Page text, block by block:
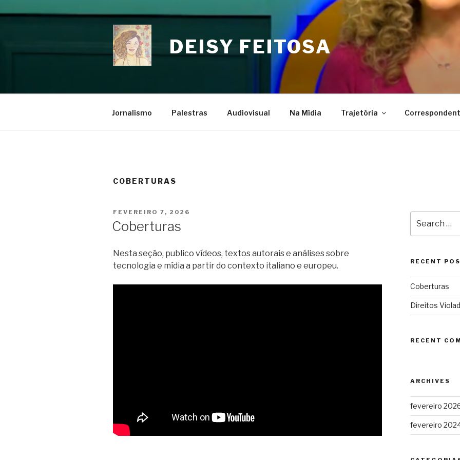
to
DEISY FEITOSA
Jornalismo Palestras Audiovisual Na Mídia Trajetória
COBERTURAS
POSTED
FEVEREIRO 7, 2026
Coberturas
Nesta seção, publico vídeos, textos autorais e análises sobre
tecnologia e mídia a partir do contexto italiano e europeu.
for:
RECENT
Coberturas
Direitos
RECENT
ARCHIVES
fevereiro
fevereiro